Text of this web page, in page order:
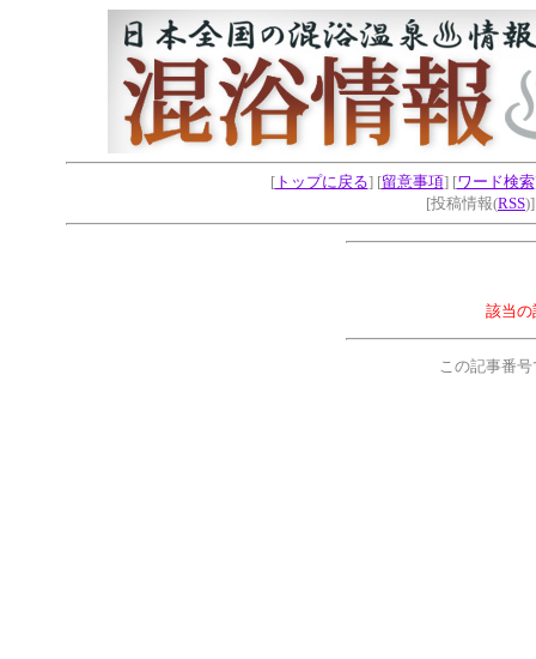
[トップに戻る] [留意事項] [ワード検索
[投稿情報(RSS
該当の
この記事番